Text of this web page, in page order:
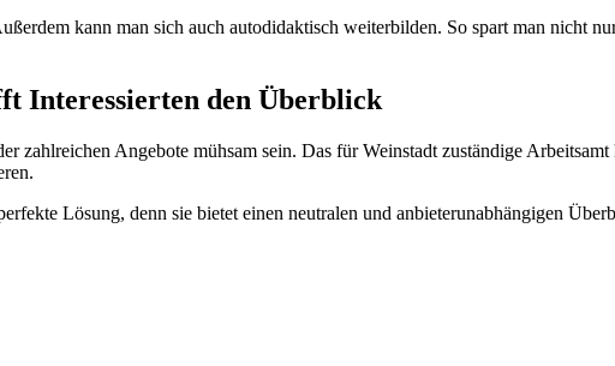
kann man sich auch autodidaktisch weiterbilden. So spart man nicht
Interessierten den Überblick
Angebote mühsam sein. Das für Weinstadt zuständige
Lösung, denn sie bietet einen neutralen und anbieterunabhängigen